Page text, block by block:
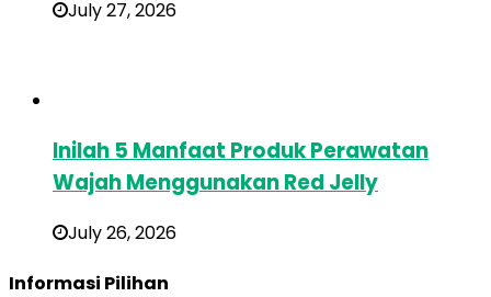
July 27, 2026
Inilah 5 Manfaat Produk Perawatan
Wajah Menggunakan Red Jelly
July 26, 2026
Informasi Pilihan